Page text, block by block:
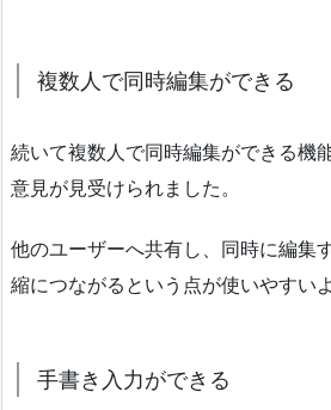
複数人で同時編集ができる
続いて複数人で同時編集ができる機
意見が見受けられました。
他のユーザーへ共有し、同時に編集
縮につながるという点が使いやすい
手書き入力ができる